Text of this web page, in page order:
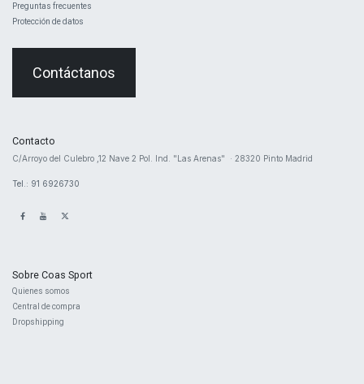
Preguntas frecuentes
Protección de datos
Contáctanos
Contacto
​C/Arroyo del Culebro ,12 Nave 2 ​Pol. Ind. "Las Arenas" · 28320 Pinto Madrid
Tel.: 91 6926730
Sobre Coas Sport
Quienes ​somos
Central de compra
Dropshipping